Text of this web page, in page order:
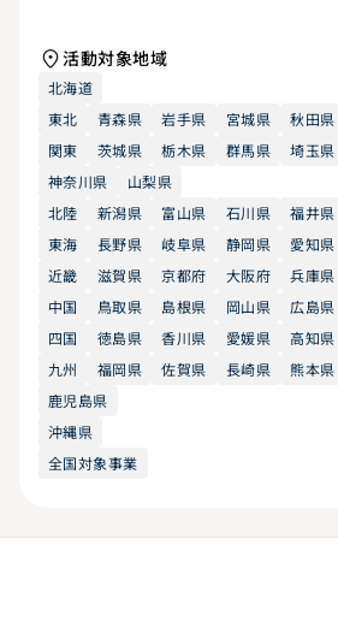
活動対象地域
北海道
東北
青森県 岩手県 宮城県 秋田県
関東
茨城県 栃木県 群馬県 埼玉県
神奈川県
山梨県
北陸
新潟県 富山県 石川県
福井県
東海
長野県 岐阜県 静岡県 愛知県
近畿
滋賀県 京都府 大阪府 兵庫県
中国
鳥取県 島根県 岡山県 広島県
四国
徳島県 香川県 愛媛県
高知県
九州
福岡県 佐賀県 長崎県 熊本県
鹿児島県
沖縄県
全国対象事業